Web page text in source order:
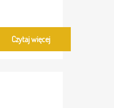
Czytaj więcej